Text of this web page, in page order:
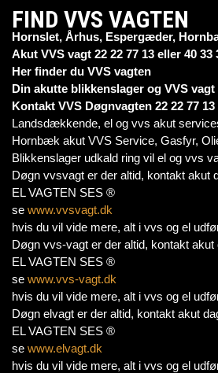
FIND VVS VAGTEN
Hornslet, Århus, Espergæder,
Akut VVS vagt 22 22 77 13 eller 40 33
Her finder du VVS vagten
Din akutte blikkenslager og VVS vagt
Kontakt VVS Døgnvagten 22 22 77 13
Landsdækkende, el og vvs akut
Hornbæk akut VVS Service, Gasfyr,
Blikkenslager udkald ring vil el og vvs
Døgn vvsvagt er der altid, kontakt akut
EL VAGTEN SES ®
se www.vvsvagt.dk
hvis du vil vide mere, alt i vvs og el
Døgn vvs-vagt er der altid, kontakt
EL VAGTEN SES ®
se www.vvs-vagt.dk
hvis du vil vide mere, alt i vvs og el
Døgn elvagt er der altid, kontakt akut
EL VAGTEN SES ®
se www.elvagt.dk
hvis du vil vide mere, alt i vvs og el